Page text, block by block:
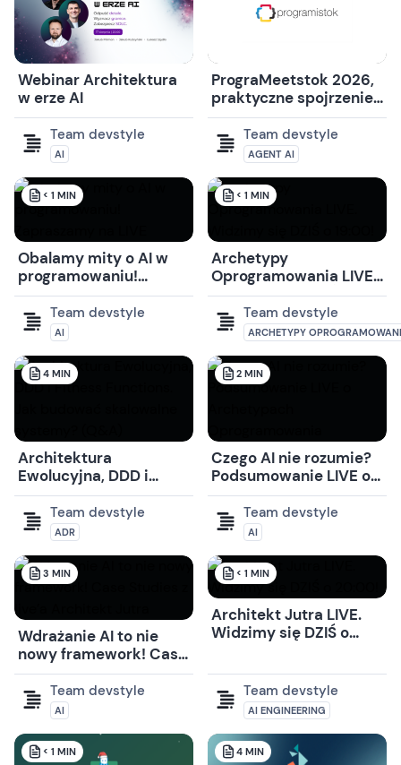
Webinar Architektura
w erze AI
Team devstyle
AI
PrograMeetstok 2026,
praktyczne spojrzenie
na AI w IT!
Team devstyle
AGENT AI
< 1 MIN
Obalamy mity o AI w
programowaniu!
Zapraszamy na LIVE
Team devstyle
AI
< 1 MIN
Archetypy
Oprogramowania LIVE.
Widzimy się DZIŚ o
19:00!Team devstyle
ARCHETYPY
4 MIN
Architektura
Ewolucyjna, DDD i
Fitness Functions. Jak
budować skalowalne
systemy? (Q&A)
Team devstyle
ADR
2 MIN
Czego AI nie rozumie?
Podsumowanie LIVE o
Archetypach
Oprogramowania
Team devstyle
AI
3 MIN
Wdrażanie AI to nie
nowy framework! Case
Studies z live’a
Architekt Jutra
Team devstyle
AI
< 1 MIN
Architekt Jutra LIVE.
Widzimy się DZIŚ o
Team devstyle
AI ENGINEERING
< 1 MIN 4 MIN